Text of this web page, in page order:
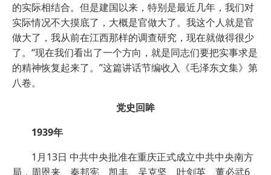
的实际相结合。但是建国以来，特别是最近几年，我们对
实际情况不大摸底了，大概是官做大了。我这个人就是官
做大了，我从前在江西那样的调查研究，现在就做得很少
了。“现在我们看出了一个方向，就是同志们要把实事求是
的精神恢复起来了。”这篇讲话节编收入《毛泽东文集》第
八卷。
党史回眸
1939年
1月13日 中共中央批准在重庆正式成立中共中央南方
局，周恩来、秦邦宪、凯丰、吴克坚、叶剑英、董必武6